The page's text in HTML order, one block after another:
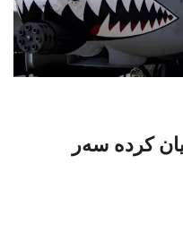
کردە سەر